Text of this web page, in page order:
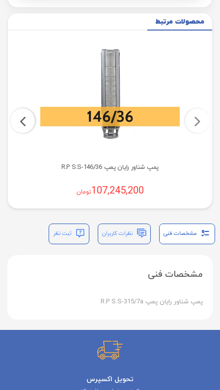
محصولات مرتبط
پمپ شناور رایان پمپ R.P S.S-146/36
107,245,200تومان
مشخصات فنی نظرات کاربران ثبت نظر
مشخصات فنی
پمپ شناور رایان پمپ R.P S.S-315/7a
تحویل اکسپرس